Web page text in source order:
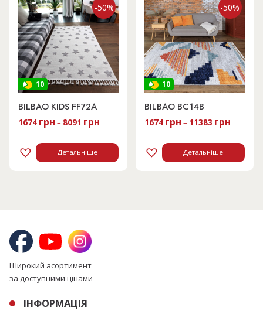
10
-50%
BILBAO KIDS FF72A
1674 грн – 8091 грн
Детальніше
10
-50%
BILBAO BC14B
1674 грн – 11383 грн
Детальніше
Широкий асортимент
за доступними цінами
ІНФОРМАЦІЯ